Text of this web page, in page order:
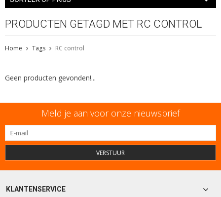
PRODUCTEN GETAGD MET RC CONTROL
Home Tags RC control
Geen producten gevonden!...
Meld je aan voor onze nieuwsbrief
VERSTUUR
KLANTENSERVICE